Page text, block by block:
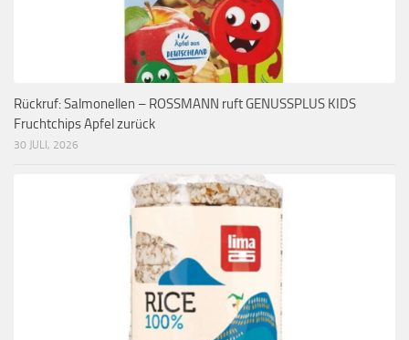
Rückruf: Salmonellen – ROSSMANN ruft GENUSSPLUS KIDS
Fruchtchips Apfel zurück
30 JULI, 2026